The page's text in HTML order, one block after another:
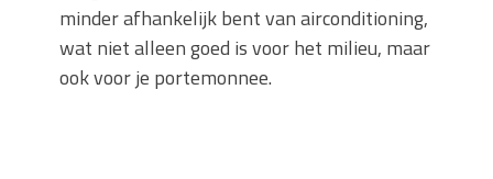
minder afhankelijk bent van airconditioning,
wat niet alleen goed is voor het milieu, maar
ook voor je portemonnee.